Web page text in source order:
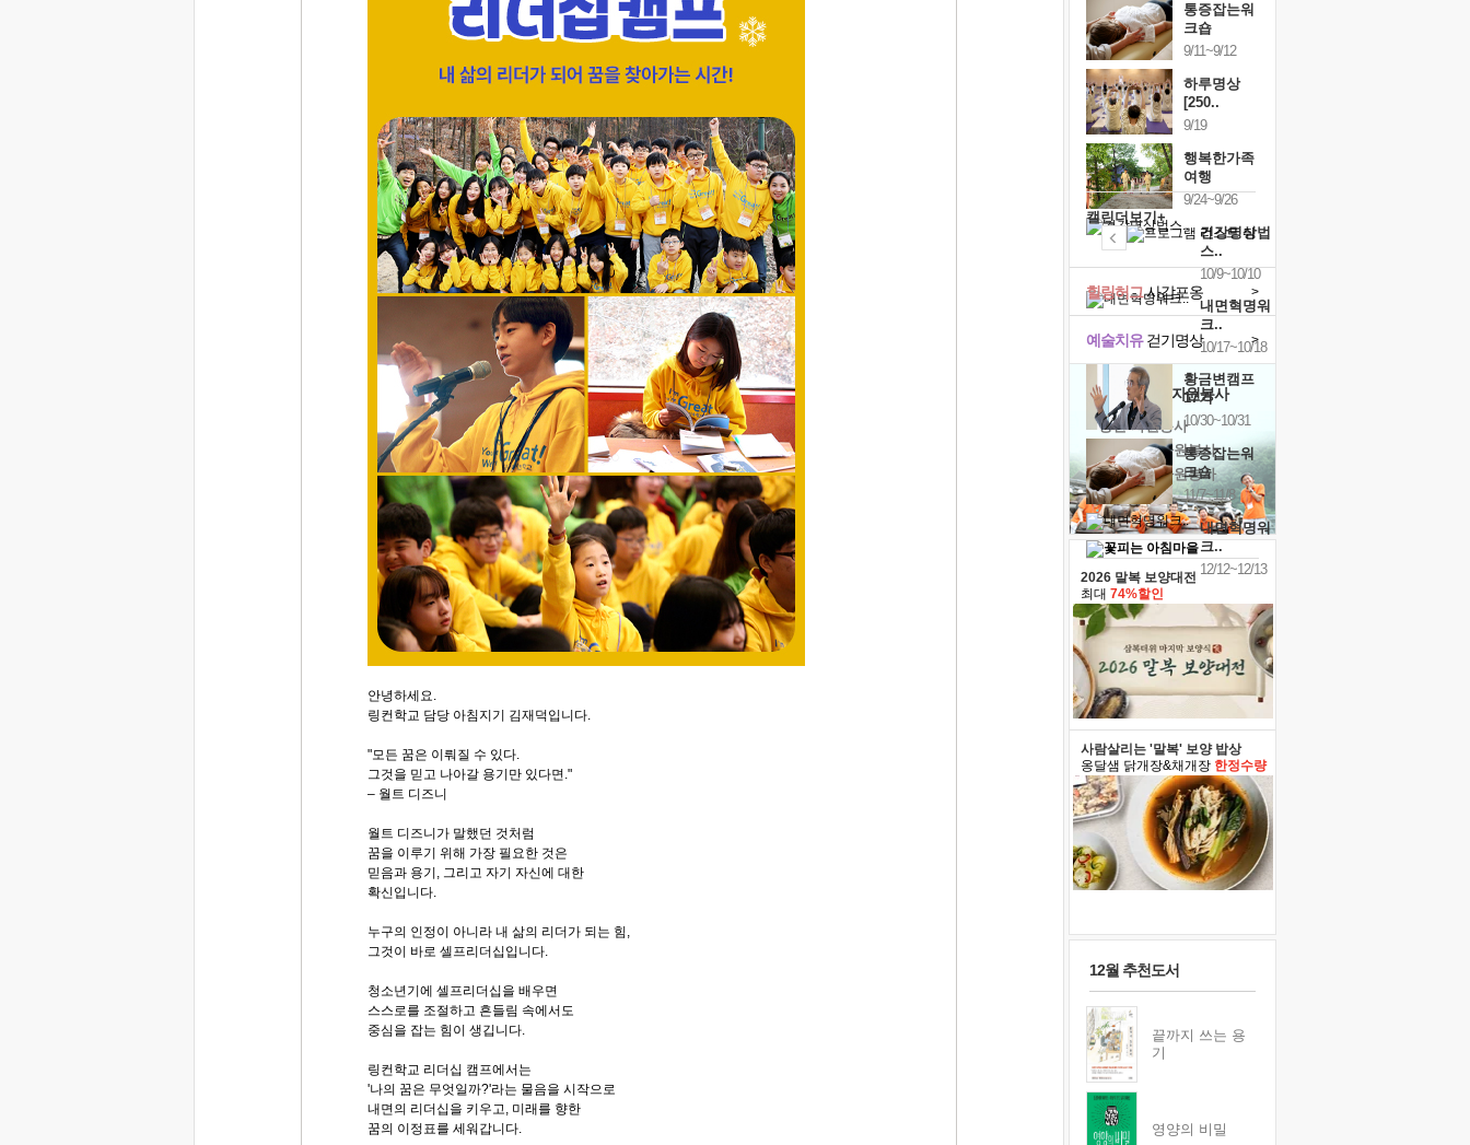
안녕하세요.
링컨학교 담당 아침지기 김재덕입니다.
"모든 꿈은 이뤄질 수 있다.
그것을 믿고 나아갈 용기만 있다면."
– 월트 디즈니
월트 디즈니가 말했던 것처럼
꿈을 이루기 위해 가장 필요한 것은
믿음과 용기, 그리고 자기 자신에 대한
확신입니다.
누구의 인정이 아니라 내 삶의 리더가 되는 힘,
그것이 바로 셀프리더십입니다.
청소년기에 셀프리더십을 배우면
스스로를 조절하고 흔들림 속에서도
중심을 잡는 힘이 생깁니다.
링컨학교 리더십 캠프에서는
'나의 꿈은 무엇일까?'라는 물음을 시작으로
내면의 리더십을 키우고, 미래를 향한
꿈의 이정표를 세워갑니다.
통증잡는워
크숍
9/11~9/12
하루명상
[250..
9/19
행복한가족
여행
9/24~9/26
건강명상법
스..
10/9~10/10
내면혁명워
크..
10/17~10/18
황금변캠프
17기
10/30~10/31
통증잡는워
크숍
11/7~11/8
내면혁명워
크..
12/12~12/13
캘린더보기+
예술치유걷기명상 >
힐링허그사감포옹 >
'옹달샘의 꽃' 자원봉사
· 청년 자원봉사
· 금빛청년 자원봉사
· 음식연구 자원봉사
2026 말복 보양대전
최대 74%할인
사람살리는 '말복' 보양 밥상
옹달샘 닭개장&채개장 한정수량
12월 추천도서
끝까지 쓰는 용
기
영양의 비밀